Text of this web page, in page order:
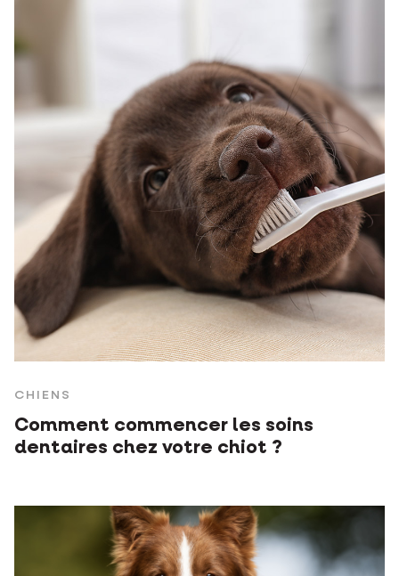
CHIENS
Comment commencer les soins
dentaires chez votre chiot ?